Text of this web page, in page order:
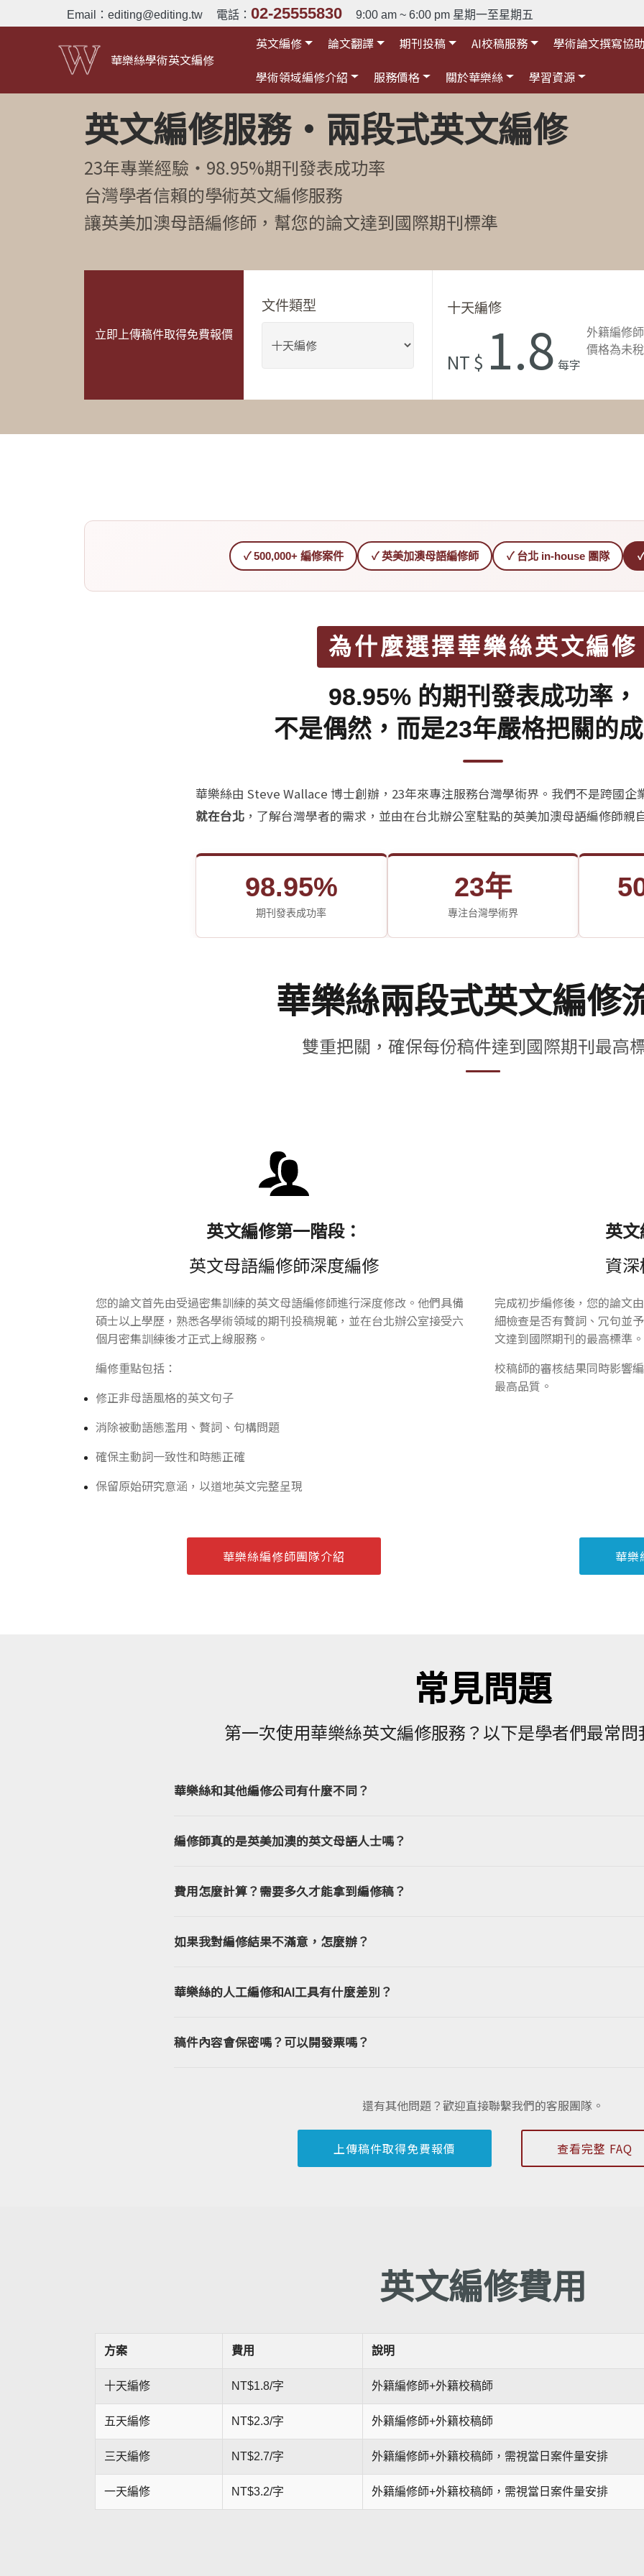
Email： editing@editing.tw 電話： 02-25555830 9:00 am ~ 6:00 pm 星期一至星期五
華樂絲學術英文編修
英文編修 論文翻譯 期刊投稿 AI校稿服務
學術論文撰寫協
學術領域編修介紹
服務價格 關於華樂絲 學習資源
英文編修服務·兩段式英文編修
23年專業經驗・98.95%期刊發表成功率
台灣學者信賴的學術英文編修服務
讓英美加澳母語編修師，幫您的論文達到國際期刊標準
立即上傳稿件取得免費報價
文件類型 十天編修
NT $ 1.8 每字
外籍編修
價格為未
✓ 500,000+ 編修案件 ✓ 英美加澳母語編修師 ✓ 台北 in-house 團隊
為什麼選擇華樂絲英文編修
98.95% 的期刊發表成功率，
不是偶然，而是23年嚴格把關的成
華樂絲由 Steve Wallace 博士創辦，23年來專注服務台灣學術界。我們不是跨國
就在台北 ，了解台灣學者的需求，並由在台北辦公室駐點的英美加澳母語編修師親
98.95%
期刊發表成功率
23年
專注台灣學術界
華樂絲兩段式英文編修
雙重把關，確保每份稿件達到國際期刊最高
英文編修第一階段：
英文母語編修師深度編修
您的論文首先由受過密集訓練的英文母語編修師進行深度修改。他們具備
碩士以上學歷，熟悉各學術領域的期刊投稿規範，並在台北辦公室接受六
個月密集訓練後才正式上線服務。
編修重點包括：
修正非母語風格的英文句子
消除被動語態濫用、贅詞、句構問題
確保主動詞一致性和時態正確
保留原始研究意涵，以道地英文完整呈現
華樂絲編修師團隊介紹
英文
資
完成初步編修後，您的論文
細檢查是否有贅詞、冗句並
文達到國際期刊的最高標準。
校稿師的審核結果同時影響
最高品質。
華樂
常見問題
第一次使用華樂絲英文編修服務？以下是學者們最常問
華樂絲和其他編修公司有什麼不同？
編修師真的是英美加澳的英文母語人士嗎？
費用怎麼計算？需要多久才能拿到編修稿？
如果我對編修結果不滿意，怎麼辦？
華樂絲的人工編修和AI工具有什麼差別？
稿件內容會保密嗎？可以開發票嗎？
還有其他問題？歡迎直接聯繫我們的客服團隊。
上傳稿件取得免費報價 查看完整 FAQ
英文編修費用
方案 費用 說明
十天編修 NT$1.8/字 外籍編修師+外籍校稿師
五天編修 NT$2.3/字 外籍編修師+外籍校稿師
三天編修 NT$2.7/字 外籍編修師+外籍校稿師，需視當日案件量安排
一天編修 NT$3.2/字 外籍編修師+外籍校稿師，需視當日案件量安排